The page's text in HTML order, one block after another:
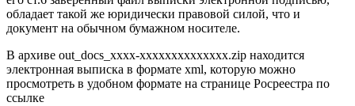
обладает такой же юридически правовой силой, что и
документ на обычном бумажном носителе.
В архиве out_docs_xxxx-xxxxxxxxxxxxxx.zip находится
электронная выписка в формате xml, которую можно
просмотреть в удобном формате на странице Росреестра по
ссылке